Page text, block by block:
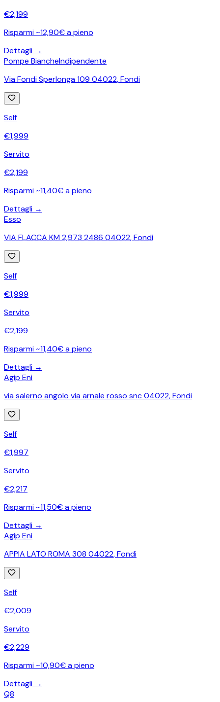
€2,199
Risparmi ~12,90€ a pieno
Dettagli →
Pompe BiancheIndipendente
Via Fondi Sperlonga 109 04022,Fondi
Self
€1,999
Servito
€2,199
Risparmi ~11,40€ a pieno
Dettagli →
Esso
VIA FLACCA KM 2,973 2486 04022,Fondi
Self
€1,999
Servito
€2,199
Risparmi ~11,40€ a pieno
Dettagli →
Agip Eni
via salerno angolo via arnale rosso snc 04022,Fondi
Self
€1,997
Servito
€2,217
Risparmi ~11,50€ a pieno
Dettagli →
Agip Eni
APPIA LATO ROMA 308 04022,Fondi
Self
€2,009
Servito
€2,229
Risparmi ~10,90€ a pieno
Dettagli →
Q8